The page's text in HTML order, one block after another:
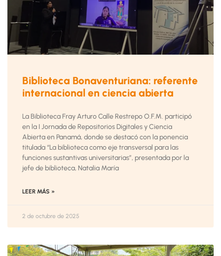
Biblioteca Bonaventuriana: referente
internacional en ciencia abierta
La Biblioteca Fray Arturo Calle Restrepo O.F.M. participó
en la I Jornada de Repositorios Digitales y Ciencia
Abierta en Panamá, donde se destacó con la ponencia
titulada “La biblioteca como eje transversal para las
funciones sustantivas universitarias”, presentada por la
jefe de biblioteca, Natalia María
LEER MÁS »
2 de octubre de 2025